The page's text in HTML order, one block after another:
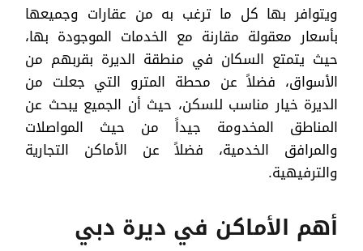
ويتوافر بها كل ما ترغب به من عقارات وجميعها
بأسعار معقولة مقارنة مع الخدمات الموجودة بها،
حيث يتمتع السكان في منطقة الديرة بقربهم من
الأسواق، فضلاً عن محطة المترو التي جعلت من
الديرة خيار مناسب للسكن، حيث أن الجميع يبحث عن
المناطق المخدومة جيداً من حيث المواصلات
والمرافق الخدمية، فضلاً عن الأماكن التجارية
والترفيهية.
أهم الأماكن في ديرة دبي